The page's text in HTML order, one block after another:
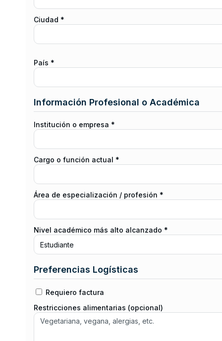
Ciudad *
País *
Información Profesional o Académica
Institución o empresa *
Cargo o función actual *
Área de especialización / profesión *
Nivel académico más alto alcanzado *
Preferencias Logísticas
Requiero factura
Restricciones alimentarias (opcional)